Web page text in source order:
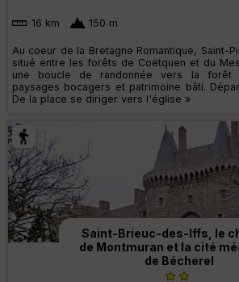
16 km 150 m
Au coeur de la Bretagne Romantique, Saint-
situé entre les forêts de Coëtquen et du
une boucle de randonnée vers la forêt
paysages bocagers et patrimoine bâti.
De la place se diriger vers l'église »
Saint-Brieuc-des-Iffs, le
de Montmuran et la cité
de Bécherel